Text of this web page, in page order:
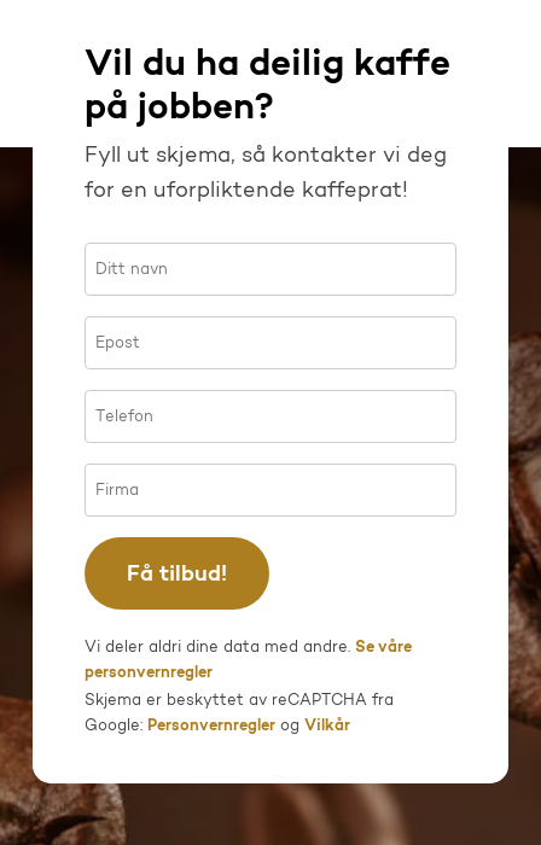
Vil du ha deilig kaffe
på jobben?
Fyll ut skjema, så kontakter vi deg
for en uforpliktende kaffeprat!
Vi deler aldri dine data med andre.Se våre
personvernregler
Skjema er beskyttet av reCAPTCHA fra
Google: Personvernregler ogVilkår